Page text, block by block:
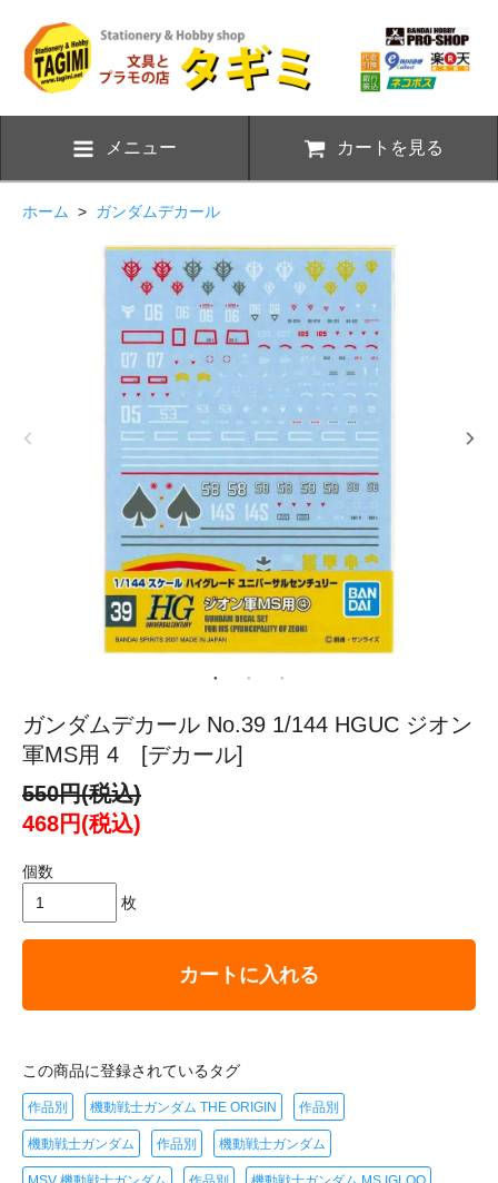
メニュー カートを見る
ホーム > ガンダムデカール
ガンダムデカール No.39 1/144 HGUC ジオン
軍MS用 4 [デカール]
550円(税込)
468円(税込)
個数
枚
カートに入れる
この商品に登録されているタグ
作品別 機動戦士ガンダム THE ORIGIN 作品別
機動戦士ガンダム 作品別 機動戦士ガンダム